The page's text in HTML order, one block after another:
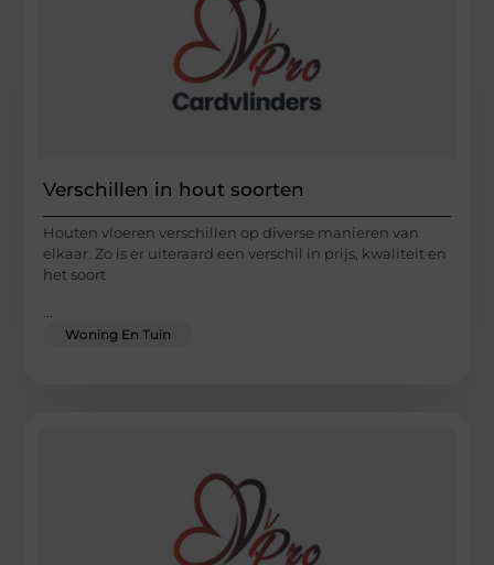
Verschillen in hout soorten
Houten vloeren verschillen op diverse manieren van
elkaar. Zo is er uiteraard een verschil in prijs, kwaliteit en
het soort
Woning En Tuin